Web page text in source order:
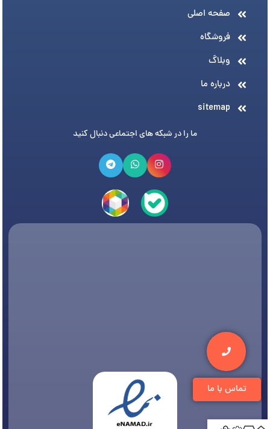
تماس با ما
صفحه اصلی
فروشگاه
وبلاگ
درباره ما
sitemap
ما را در شبکه های اجتماعی دنبال کنید